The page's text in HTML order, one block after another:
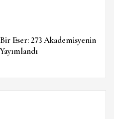
Eser: 273 Akademisyenin